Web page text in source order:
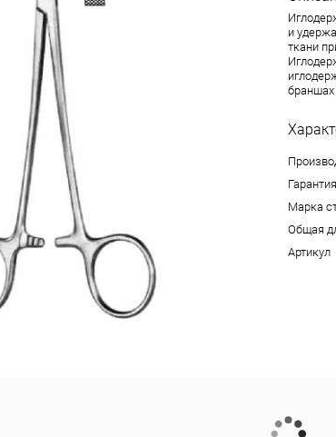
и
ткани
браншах
Гарантия
Марка
Общая
Артикул